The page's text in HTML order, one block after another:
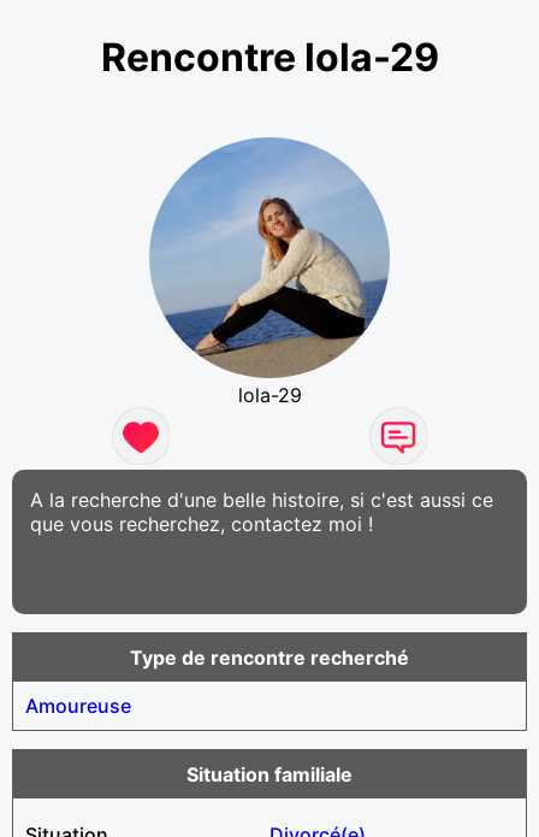
Rencontre lola-29
lola-29
A la recherche d'une belle histoire, si c'est aussi ce
que vous recherchez, contactez moi !
Type de rencontre recherché
Amoureuse
Situation familiale